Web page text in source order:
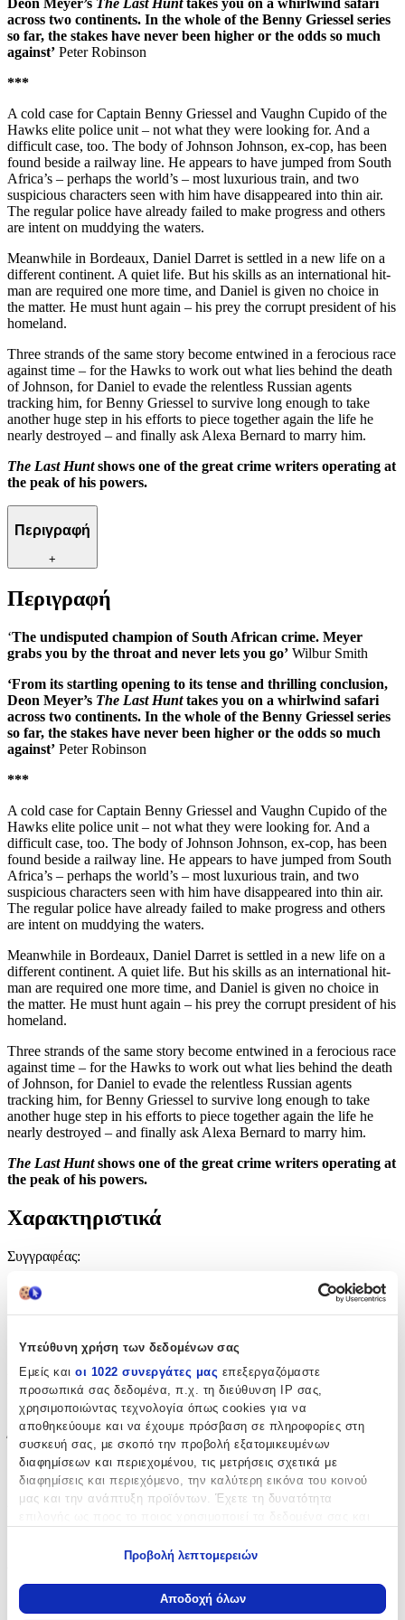
Υπεύθυνη χρήση των δεδομένων σας
Εμείς και οι 1022 συνεργάτες μας επεξεργαζόμαστε
προσωπικά σας δεδομένα, π.χ. τη διεύθυνση IP σας,
χρησιμοποιώντας τεχνολογία όπως cookies για να
αποθηκεύουμε και να έχουμε πρόσβαση σε πληροφορίες στη
συσκευή σας, με σκοπό την προβολή εξατομικευμένων
διαφημίσεων και περιεχομένου, τις μετρήσεις σχετικά με
διαφημίσεις και περιεχόμενο, την καλύτερη εικόνα του κοινού
μας και την ανάπτυξη προϊόντων. Έχετε τη δυνατότητα
Να συλλέξουμε πληροφορίες σχετικά με τη γεωγραφική
σας τοποθεσία, οι οποίες μπορεί να είναι ακριβείς σε
Προβολή λεπτομερειών
Αποδοχή όλων
Deon Meyer’s The Last Hunttakes you on a whirlwind safari
across two continents. In the whole of the Benny Griessel series
so far, the stakes have never been higher or the odds so much
against’ Peter Robinson
***
A cold case for Captain Benny Griessel and Vaughn Cupido of the
Hawks elite police unit – not what they were looking for. And a
difficult case, too. The body of Johnson Johnson, ex-cop, has been
found beside a railway line. He appears to have jumped from South
Africa’s – perhaps the world’s – most luxurious train, and two
suspicious characters seen with him have disappeared into thin air.
The regular police have already failed to make progress and others
are intent on muddying the waters.
Meanwhile in Bordeaux, Daniel Darret is settled in a new life on a
different continent. A quiet life. But his skills as an international hit-
man are required one more time, and Daniel is given no choice in
the matter. He must hunt again – his prey the corrupt president of his
homeland.
Three strands of the same story become entwined in a ferocious race
against time – for the Hawks to work out what lies behind the death
of Johnson, for Daniel to evade the relentless Russian agents
tracking him, for Benny Griessel to survive long enough to take
another huge step in his efforts to piece together again the life he
nearly destroyed – and finally ask Alexa Bernard to marry him.
The Last Huntshows one of the great crime writers operating at
the peak of his powers.
Περιγραφή
+
Περιγραφή
‘The undisputed champion of South African crime. Meyer
grabs you by the throat and never lets you go’ Wilbur Smith
‘From its startling opening to its tense and thrilling conclusion,
Deon Meyer’s The Last Hunttakes you on a whirlwind safari
across two continents. In the whole of the Benny Griessel series
so far, the stakes have never been higher or the odds so much
against’ Peter Robinson
***
A cold case for Captain Benny Griessel and Vaughn Cupido of the
Hawks elite police unit – not what they were looking for. And a
difficult case, too. The body of Johnson Johnson, ex-cop, has been
found beside a railway line. He appears to have jumped from South
Africa’s – perhaps the world’s – most luxurious train, and two
suspicious characters seen with him have disappeared into thin air.
The regular police have already failed to make progress and others
are intent on muddying the waters.
Meanwhile in Bordeaux, Daniel Darret is settled in a new life on a
different continent. A quiet life. But his skills as an international hit-
man are required one more time, and Daniel is given no choice in
the matter. He must hunt again – his prey the corrupt president of his
homeland.
Three strands of the same story become entwined in a ferocious race
against time – for the Hawks to work out what lies behind the death
of Johnson, for Daniel to evade the relentless Russian agents
tracking him, for Benny Griessel to survive long enough to take
another huge step in his efforts to piece together again the life he
nearly destroyed – and finally ask Alexa Bernard to marry him.
The Last Huntshows one of the great crime writers operating at
the peak of his powers.
Χαρακτηριστικά
Συγγραφέας:
Εκδότης:
Hodder & Stoughton
Ημερομηνία Έκδοσης:
14/11/2019
Έτος Έκδοσης:
2019
Αριθμός Σελίδων: